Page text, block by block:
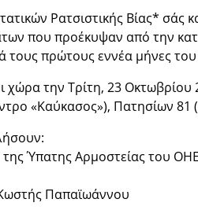
Ρατσιστικής Βίας* σάς
που προέκυψαν από την
τους πρώτους εννέα μήνες
χώρα την Τρίτη, 23
«Καύκασος»), Πατησίων
Ύπατης Αρμοστείας του
Παπαϊωάννου